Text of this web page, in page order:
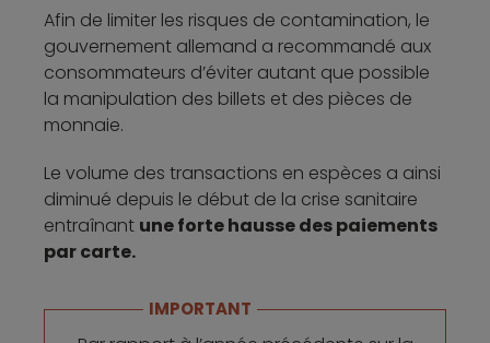
Afin de limiter les risques de contamination, le
gouvernement allemand a recommandé aux
consommateurs d’éviter autant que possible
la manipulation des billets et des pièces de
monnaie.
Le volume des transactions en espèces a ainsi
diminué depuis le début de la crise sanitaire
entraînant une forte hausse des paiements
par carte.
IMPORTANT